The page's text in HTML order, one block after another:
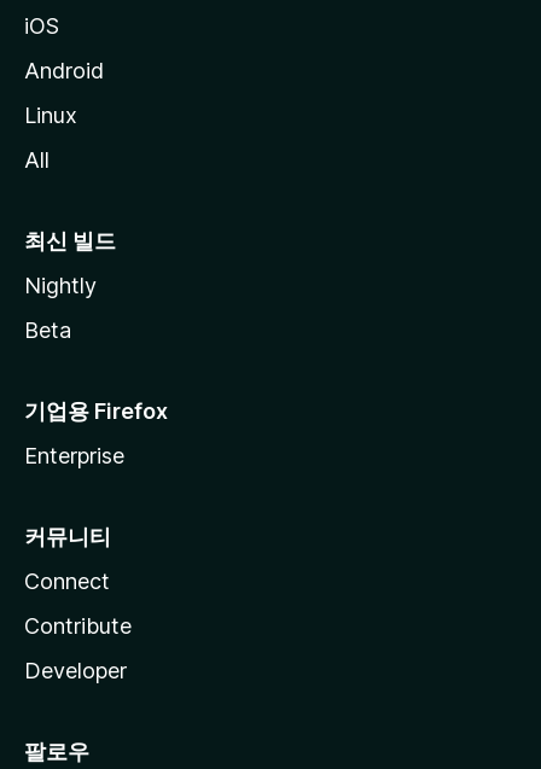
iOS
Android
Linux
All
최신 빌드
Nightly
Beta
기업용 Firefox
Enterprise
커뮤니티
Connect
Contribute
Developer
팔로우